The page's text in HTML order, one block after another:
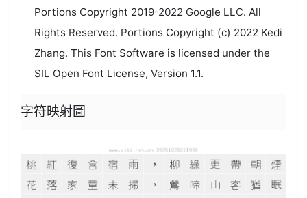
Portions Copyright 2019-2022 Google LLC. All
Rights Reserved. Portions Copyright (c) 2022 Kedi
Zhang. This Font Software is licensed under the
SIL Open Font License, Version 1.1.
字符映射圖